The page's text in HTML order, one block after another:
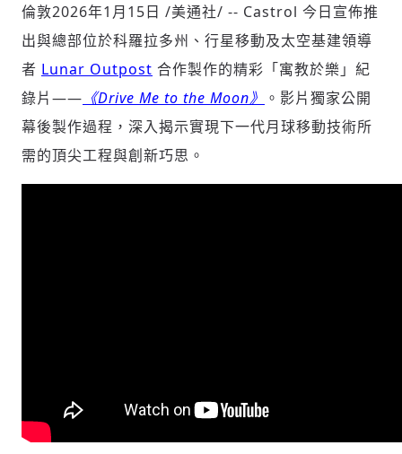
社會
人文
倫敦2026年1月15日 /美通社/ -- Castrol 今日宣佈推
出與總部位於科羅拉多州、行星移動及太空基建領導
者 Lunar Outpost 合作製作的精彩「寓教於樂」紀
錄片—— 《Drive Me to the Moon》 。影片獨家公開
幕後製作過程，深入揭示實現下一代月球移動技術所
需的頂尖工程與創新巧思。